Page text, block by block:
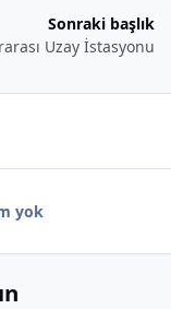
Sonraki başlık
Uzay İstasyonu
yok